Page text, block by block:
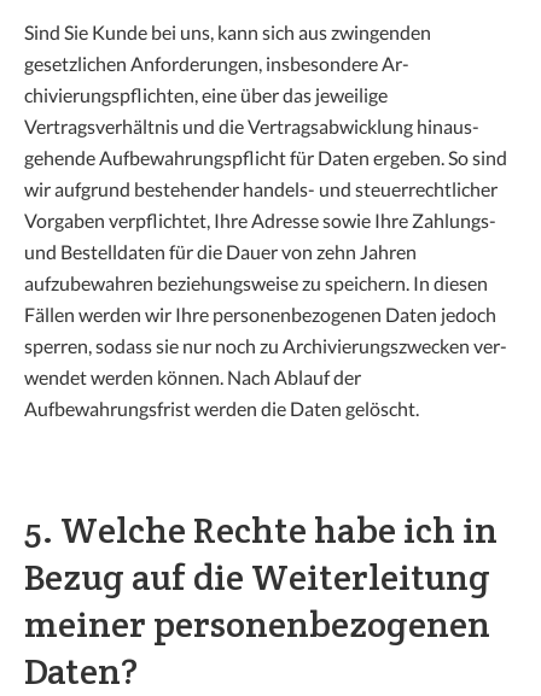
Sind Sie Kunde bei uns, kann sich aus zwingenden
gesetzlichen Anforderungen, insbesondere Ar-
chivierungspflichten, eine über das jeweilige
Vertragsverhältnis und die Vertragsabwicklung hinaus-
gehende Aufbewahrungspflicht für Daten ergeben. So sind
wir aufgrund bestehender handels- und steuerrechtlicher
Vorgaben verpflichtet, Ihre Adresse sowie Ihre Zahlungs-
und Bestelldaten für die Dauer von zehn Jahren
aufzubewahren beziehungsweise zu speichern. In diesen
Fällen werden wir Ihre personenbezogenen Daten jedoch
sperren, sodass sie nur noch zu Archivierungszwecken ver-
wendet werden können. Nach Ablauf der
Aufbewahrungsfrist werden die Daten gelöscht.
5. Welche Rechte habe ich in
Bezug auf die Weiterleitung
meiner personenbezogenen
Daten?